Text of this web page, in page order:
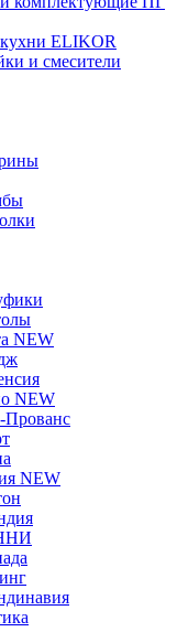
ELIKOR
и смесители
NEW
NEW
Прованс
NEW